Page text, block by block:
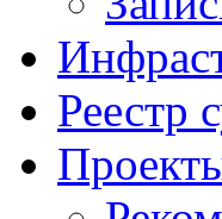
Реестр